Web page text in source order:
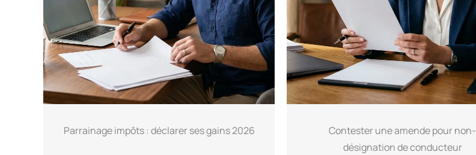
Parrainage impôts : déclarer ses gains 2026
Contester une amende pour non-
désignation de conducteur